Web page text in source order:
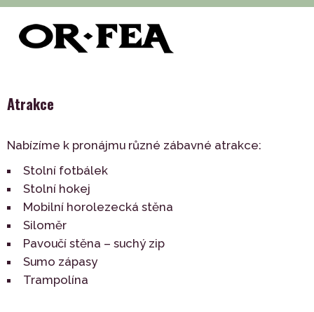
of-fea, programové centrum > Služby
Atrakce
Atrakce
Nabízíme k pronájmu různé zábavné atrakce:
Stolní fotbálek
Stolní hokej
Mobilní horolezecká stěna
Siloměr
Pavoučí stěna – suchý zip
Sumo zápasy
Trampolína